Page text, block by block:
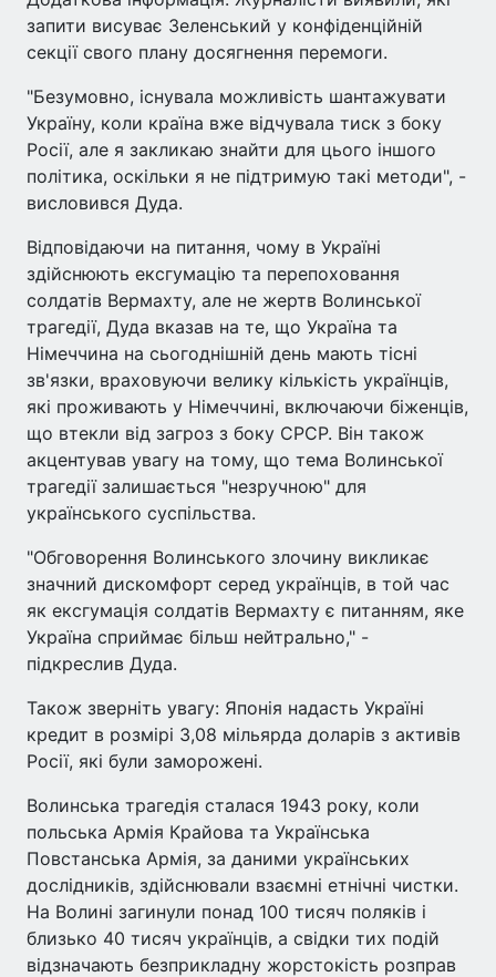
запити висуває Зеленський у конфіденційній
секції свого плану досягнення перемоги.
"Безумовно, існувала можливість шантажувати
Україну, коли країна вже відчувала тиск з боку
Росії, але я закликаю знайти для цього іншого
політика, оскільки я не підтримую такі методи", -
висловився Дуда.
Відповідаючи на питання, чому в Україні
здійснюють ексгумацію та перепоховання
солдатів Вермахту, але не жертв Волинської
трагедії, Дуда вказав на те, що Україна та
Німеччина на сьогоднішній день мають тісні
зв'язки, враховуючи велику кількість українців,
які проживають у Німеччині, включаючи біженців,
що втекли від загроз з боку СРСР. Він також
акцентував увагу на тому, що тема Волинської
трагедії залишається "незручною" для
українського суспільства.
"Обговорення Волинського злочину викликає
значний дискомфорт серед українців, в той час
як ексгумація солдатів Вермахту є питанням, яке
Україна сприймає більш нейтрально," -
підкреслив Дуда.
Також зверніть увагу: Японія надасть Україні
кредит в розмірі 3,08 мільярда доларів з активів
Росії, які були заморожені.
Волинська трагедія сталася 1943 року, коли
польська Армія Крайова та Українська
Повстанська Армія, за даними українських
дослідників, здійснювали взаємні етнічні чистки.
На Волині загинули понад 100 тисяч поляків і
близько 40 тисяч українців, а свідки тих подій
відзначають безприкладну жорстокість розправ